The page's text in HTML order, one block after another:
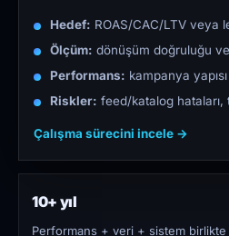
Hedef: ROAS/CAC/LTV veya
Ölçüm: dönüşüm doğruluğu
Performans: kampanya
Riskler: feed/katalog hataları,
Çalışma sürecini incele →
10+ yıl
Performans + veri + sistem